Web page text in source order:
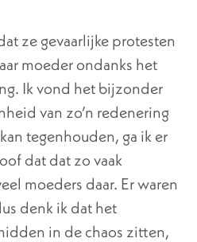
ze gevaarlijke protesten
moeder ondanks het
Ik vond het bijzonder
van zo’n redenering
tegenhouden, ga ik er
dat dat zo vaak
moeders daar. Er waren
denk ik dat het
in de chaos zitten,